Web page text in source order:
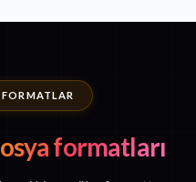
formatları